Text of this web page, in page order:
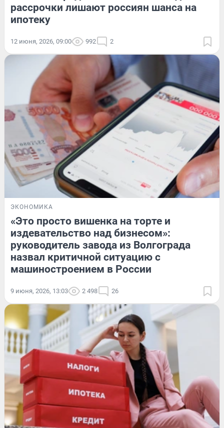
рассрочки лишают россиян шанса на
ипотеку
12 июня, 2026, 09:00 992 2
ЭКОНОМИКА
«Это просто вишенка на торте и
издевательство над бизнесом»:
руководитель завода из Волгограда
назвал критичной ситуацию с
машиностроением в России
9 июня, 2026, 13:03 2 498 26